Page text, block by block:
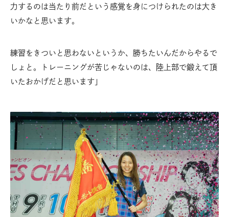
力するのは当たり前だという感覚を身につけられたのは大き
いかなと思います。
練習をきついと思わないというか、勝ちたいんだからやるで
しょと。トレーニングが苦じゃないのは、陸上部で鍛えて頂
いたおかげだと思います」